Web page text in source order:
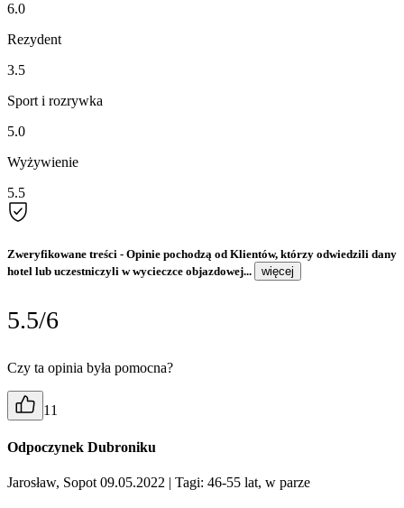
6.0
Rezydent
3.5
Sport i rozrywka
5.0
Wyżywienie
5.5
Zweryfikowane treści - Opinie pochodzą od Klientów, którzy odwiedzili dany
hotel lub uczestniczyli w wycieczce objazdowej...
więcej
5.5/6
Czy ta opinia była pomocna?
11
Odpoczynek Dubroniku
Jarosław, Sopot 09.05.2022 | Tagi: 46-55 lat, w parze